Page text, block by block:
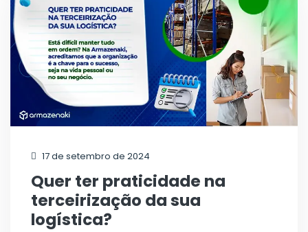
17 de setembro de 2024
Quer ter praticidade na
terceirização da sua
logística?